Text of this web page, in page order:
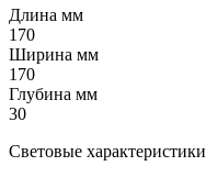
Длина мм
170
Ширина мм
170
Глубина мм
30
Световые характеристики